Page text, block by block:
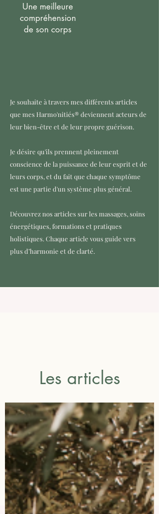
Une meilleure
compréhension
de son corps
Je souhaite à travers mes différents articles
que mes Harmo'nitiés® deviennent acteurs de
leur bien-être et de leur propre guérison.
Je désire qu'ils prennent pleinement
conscience de la puissance de leur esprit et de
leurs corps, et du fait que chaque symptôme
est une partie d'un système plus général.
Découvrez nos articles sur les massages, soins
énergétiques, formations et pratiques
holistiques. Chaque article vous guide vers
plus d’harmonie et de clarté.
Les articles